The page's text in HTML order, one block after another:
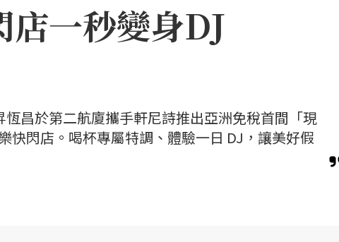
店一秒變身DJ
昌於第二航廈攜手軒尼詩推出亞洲免稅首間「現
快閃店。喝杯專屬特調、體驗一日 DJ，讓美好假